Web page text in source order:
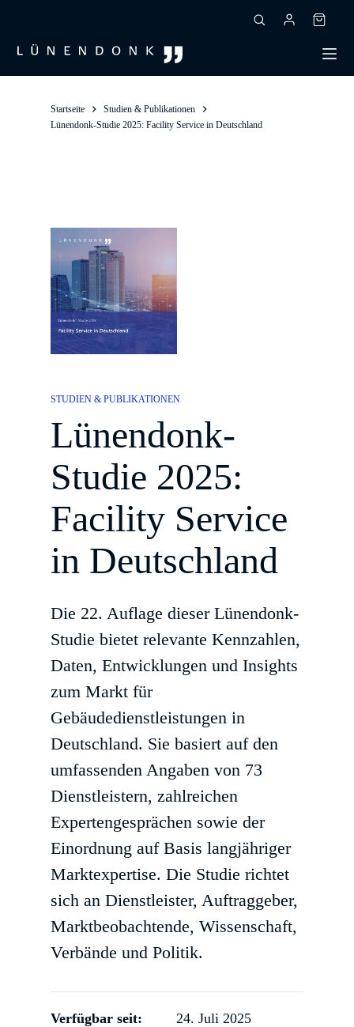
Startseite
Studien & Publikationen
Lünendonk-Studie 2025: Facility Service in Deutschland
STUDIEN & PUBLIKATIONEN
Lünendonk-
Studie 2025:
Facility Service
in Deutschland
Die 22. Auflage dieser Lünendonk-
Studie bietet relevante Kennzahlen,
Daten, Entwicklungen und Insights
zum Markt für
Gebäudedienstleistungen in
Deutschland. Sie basiert auf den
umfassenden Angaben von 73
Dienstleistern, zahlreichen
Expertengesprächen sowie der
Einordnung auf Basis langjähriger
Marktexpertise. Die Studie richtet
sich an Dienstleister, Auftraggeber,
Marktbeobachtende, Wissenschaft,
Verbände und Politik.
Verfügbar seit: 24. Juli 2025